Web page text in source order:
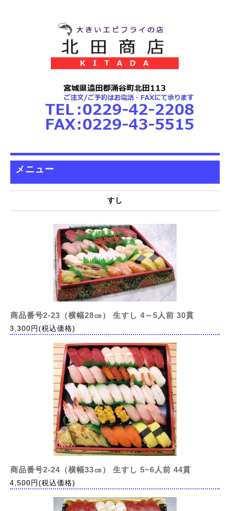
メニュー
すし
商品番号2-23（横幅28㎝） 生すし 4～5人前 30貫
3,300円(税込価格)
商品番号2-24（横幅33㎝） 生すし 5~6人前 44貫
4,500円(税込価格)